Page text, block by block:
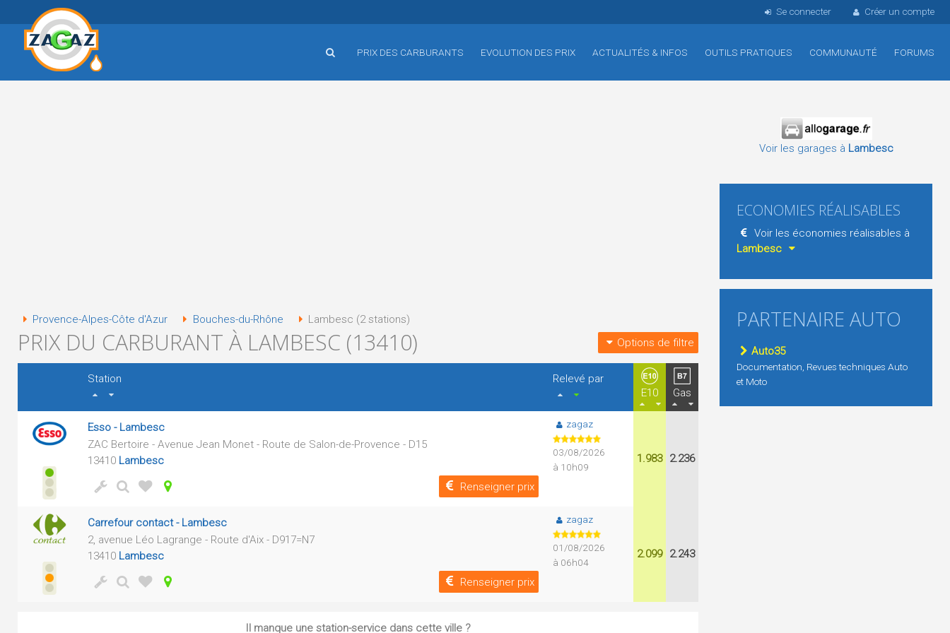
Se connecter Créer un compte
PRIX DES CARBURANTS EVOLUTION DES PRIX ACTUALITÉS & INFOS OUTILS PRATIQUES COMMUNAUTÉ FORUMS
Provence-Alpes-Côte d'Azur Bouches-du-Rhône Lambesc (2 stations)
PRIX DU CARBURANT À LAMBESC (13410) Options de filtre
Station
Relevé par
E10
Gas
Esso - Lambesc
ZAC Bertoire - Avenue Jean Monet - Route de Salon-de-Provence - D15
13410 Lambesc
Renseigner prix
zagaz
03/08/2026
à 10h09
1.983 2.236
Carrefour contact - Lambesc
2, avenue Léo Lagrange - Route d'Aix - D917=N7
13410 Lambesc
Renseigner prix
zagaz
01/08/2026
à 06h04
2.099 2.243
Il manque une station-service dans cette ville ?
Voir les garages à Lambesc
ECONOMIES RÉALISABLES
Voir les économies réalisables à
Lambesc
PARTENAIRE AUTO
Auto35
Documentation, Revues techniques Auto
et Moto